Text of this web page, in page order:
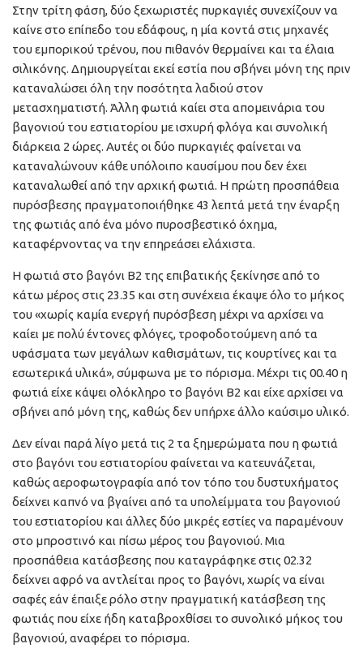
Στην τρίτη φάση, δύο ξεχωριστές πυρκαγιές συνεχίζουν να
καίνε στο επίπεδο του εδάφους, η μία κοντά στις μηχανές
του εμπορικού τρένου, που πιθανόν θερμαίνει και τα έλαια
σιλικόνης. Δημιουργείται εκεί εστία που σβήνει μόνη της πριν
καταναλώσει όλη την ποσότητα λαδιού στον
μετασχηματιστή. Άλλη φωτιά καίει στα απομεινάρια του
βαγονιού του εστιατορίου με ισχυρή φλόγα και συνολική
διάρκεια 2 ώρες. Αυτές οι δύο πυρκαγιές φαίνεται να
καταναλώνουν κάθε υπόλοιπο καυσίμου που δεν έχει
καταναλωθεί από την αρχική φωτιά. Η πρώτη προσπάθεια
πυρόσβεσης πραγματοποιήθηκε 43 λεπτά μετά την έναρξη
της φωτιάς από ένα μόνο πυροσβεστικό όχημα,
καταφέρνοντας να την επηρεάσει ελάχιστα.
Η φωτιά στο βαγόνι Β2 της επιβατικής ξεκίνησε από το
κάτω μέρος στις 23.35 και στη συνέχεια έκαψε όλο το μήκος
του «χωρίς καμία ενεργή πυρόσβεση μέχρι να αρχίσει να
καίει με πολύ έντονες φλόγες, τροφοδοτούμενη από τα
υφάσματα των μεγάλων καθισμάτων, τις κουρτίνες και τα
εσωτερικά υλικά», σύμφωνα με το πόρισμα. Μέχρι τις 00.40 η
φωτιά είχε κάψει ολόκληρο το βαγόνι B2 και είχε αρχίσει να
σβήνει από μόνη της, καθώς δεν υπήρχε άλλο καύσιμο υλικό.
Δεν είναι παρά λίγο μετά τις 2 τα ξημερώματα που η φωτιά
στο βαγόνι του εστιατορίου φαίνεται να κατευνάζεται,
καθώς αεροφωτογραφία από τον τόπο του δυστυχήματος
δείχνει καπνό να βγαίνει από τα υπολείμματα του βαγονιού
του εστιατορίου και άλλες δύο μικρές εστίες να παραμένουν
στο μπροστινό και πίσω μέρος του βαγονιού. Μια
προσπάθεια κατάσβεσης που καταγράφηκε στις 02.32
δείχνει αφρό να αντλείται προς το βαγόνι, χωρίς να είναι
σαφές εάν έπαιξε ρόλο στην πραγματική κατάσβεση της
φωτιάς που είχε ήδη καταβροχθίσει το συνολικό μήκος του
βαγονιού, αναφέρει το πόρισμα.